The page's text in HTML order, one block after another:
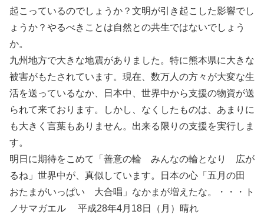
起こっているのでしょうか？文明が引き起こした影響でし
ょうか？やるべきことは自然との共生ではないでしょう
か。
九州地方で大きな地震がありました。特に熊本県に大きな
被害がもたされています。現在、数万人の方々が大変な生
活を送っているなか、日本中、世界中から支援の物資が送
られて来ております。しかし、なくしたものは、あまりに
も大きく言葉もありません。出来る限りの支援を実行しま
す。
明日に期待をこめて「善意の輪 みんなの輪となり 広が
るね」世界中が、真似しています。日本の心「五月の田
おたまがいっぱい 大合唱」なかまが増えたな。・・・ト
ノサマガエル 平成28年4月18日（月）晴れ